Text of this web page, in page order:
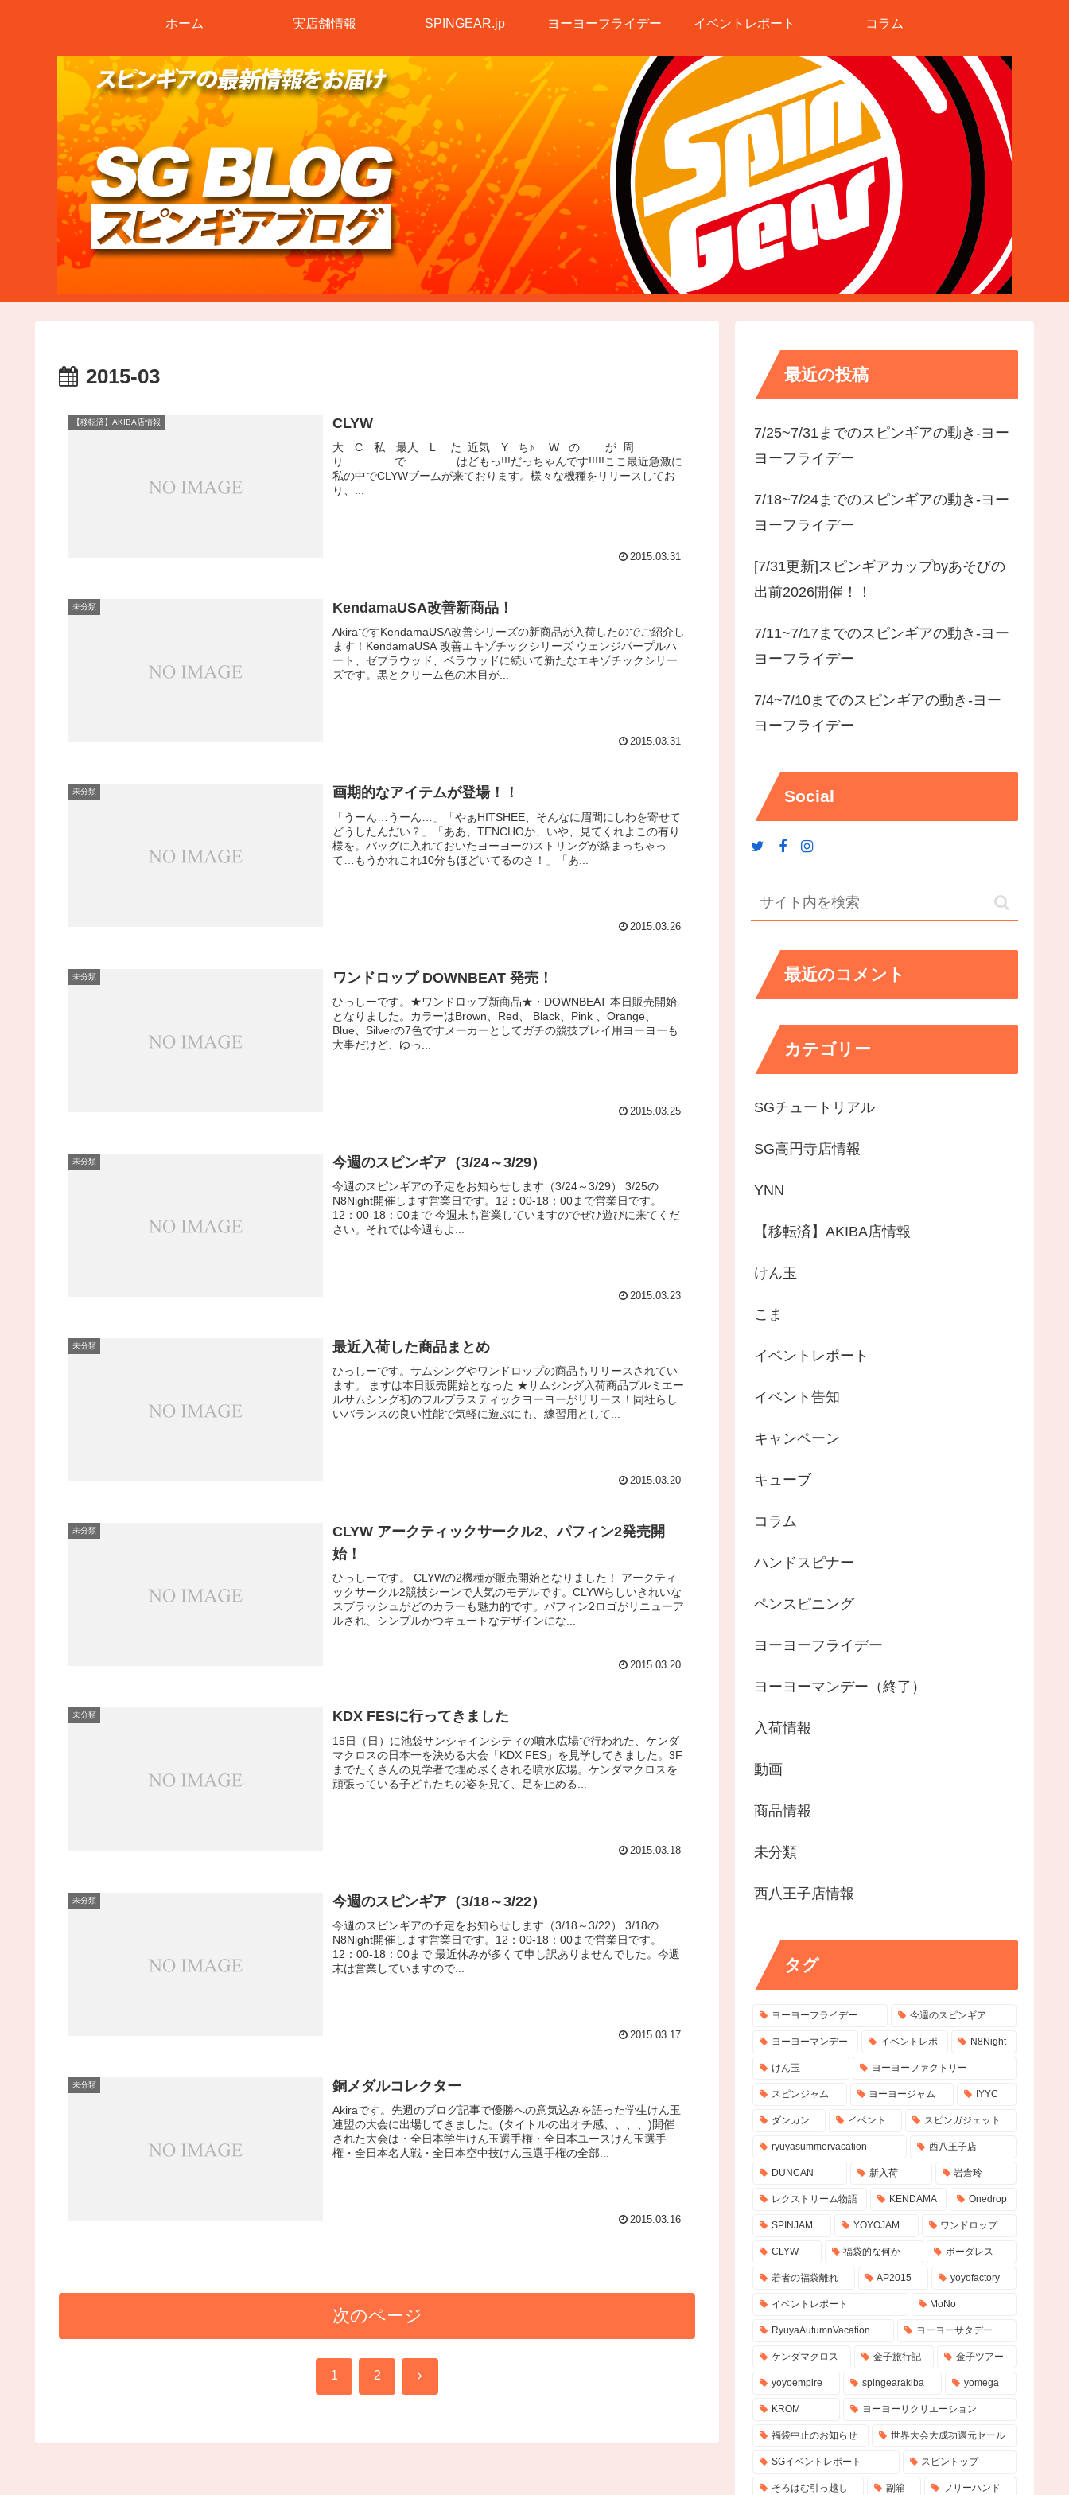
ホーム 実店舗情報 SPINGEAR.jp ヨーヨーフライデー イベントレポート コラム
2015-03
【移転済】AKIBA店情報 CLYW
大 C 私 最人 L た 近気 Y ち♪ W の が 周
り で はどもっ!!!だっちゃんです!!!!!ここ最近急激に
私の中でCLYWブームが来ております。様々な機種をリリースしてお
り、...
2015.03.31
未分類 KendamaUSA改善新商品！
AkiraですKendamaUSA改善シリーズの新商品が入荷したのでご紹介し
ます！KendamaUSA 改善エキゾチックシリーズ ウェンジパープルハ
ート、ゼブラウッド、ベラウッドに続いて新たなエキゾチックシリー
ズです。黒とクリーム色の木目が...
2015.03.31
未分類 画期的なアイテムが登場！！
「うーん…うーん…」「やぁHITSHEE、そんなに眉間にしわを寄せて
どうしたんだい？」「ああ、TENCHOか、いや、見てくれよこの有り
様を。バッグに入れておいたヨーヨーのストリングが絡まっちゃっ
て…もうかれこれ10分もほどいてるのさ！」「あ...
2015.03.26
未分類 ワンドロップ DOWNBEAT 発売！
ひっしーです。★ワンドロップ新商品★・DOWNBEAT 本日販売開始
となりました。カラーはBrown、Red、 Black、Pink 、Orange、
Blue、Silverの7色ですメーカーとしてガチの競技プレイ用ヨーヨーも
大事だけど、ゆっ...
2015.03.25
未分類 今週のスピンギア（3/24～3/29）
今週のスピンギアの予定をお知らせします（3/24～3/29） 3/25の
N8Night開催します営業日です。12：00-18：00まで営業日です。
12：00-18：00まで 今週末も営業していますのでぜひ遊びに来てくだ
さい。それでは今週もよ...
2015.03.23
未分類 最近入荷した商品まとめ
ひっしーです。サムシングやワンドロップの商品もリリースされてい
ます。 ますは本日販売開始となった ★サムシング入荷商品プルミエー
ルサムシング初のフルプラスティックヨーヨーがリリース！同社らし
いバランスの良い性能で気軽に遊ぶにも、練習用として...
2015.03.20
未分類
CLYW アークティックサークル2、パフィン2発売開
始！
ひっしーです。 CLYWの2機種が販売開始となりました！ アークティ
ックサークル2競技シーンで人気のモデルです。CLYWらしいきれいな
スプラッシュがどのカラーも魅力的です。パフィン2ロゴがリニューア
ルされ、シンプルかつキュートなデザインにな...
2015.03.20
未分類 KDX FESに行ってきました
15日（日）に池袋サンシャインシティの噴水広場で行われた、ケンダ
マクロスの日本一を決める大会「KDX FES」を見学してきました。3F
までたくさんの見学者で埋め尽くされる噴水広場。ケンダマクロスを
頑張っている子どもたちの姿を見て、足を止める...
2015.03.18
未分類 今週のスピンギア（3/18～3/22）
今週のスピンギアの予定をお知らせします（3/18～3/22） 3/18の
N8Night開催します営業日です。12：00-18：00まで営業日です。
12：00-18：00まで 最近休みが多くて申し訳ありませんでした。今週
末は営業していますので...
2015.03.17
未分類 銅メダルコレクター
Akiraです。先週のブログ記事で優勝への意気込みを語った学生けん玉
連盟の大会に出場してきました。(タイトルの出オチ感、、、、)開催
された大会は・全日本学生けん玉選手権・全日本ユースけん玉選手
権・全日本名人戦・全日本空中技けん玉選手権の全部...
2015.03.16
次のページ
1 2 次
最近の投稿
7/25~7/31までのスピンギアの動き-ヨー
ヨーフライデー
7/18~7/24までのスピンギアの動き-ヨー
ヨーフライデー
[7/31更新]スピンギアカップbyあそびの
出前2026開催！！
7/11~7/17までのスピンギアの動き-ヨー
ヨーフライデー
7/4~7/10までのスピンギアの動き-ヨー
ヨーフライデー
Social
最近のコメント
カテゴリー
SGチュートリアル
SG高円寺店情報
YNN
【移転済】AKIBA店情報
けん玉
こま
イベントレポート
イベント告知
キャンペーン
キューブ
コラム
ハンドスピナー
ペンスピニング
ヨーヨーフライデー
ヨーヨーマンデー（終了）
入荷情報
動画
商品情報
未分類
西八王子店情報
タグ
ヨーヨーフライデー 今週のスピンギア
ヨーヨーマンデー イベントレポ N8Night
けん玉 ヨーヨーファクトリー
スピンジャム ヨーヨージャム IYYC
ダンカン イベント スピンガジェット
ryuyasummervacation 西八王子店
DUNCAN 新入荷 岩倉玲
レクストリーム物語 KENDAMA Onedrop
SPINJAM YOYOJAM ワンドロップ
CLYW 福袋的な何か ボーダレス
若者の福袋離れ AP2015 yoyofactory
イベントレポート MoNo
RyuyaAutumnVacation ヨーヨーサタデー
ケンダマクロス 金子旅行記 金子ツアー
yoyoempire spingearakiba yomega
KROM ヨーヨーリクリエーション
福袋中止のお知らせ 世界大会大成功還元セール
SGイベントレポート スピントップ
そろはむ引っ越し 副箱 フリーハンド